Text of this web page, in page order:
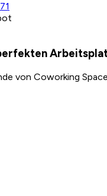
von Coworking